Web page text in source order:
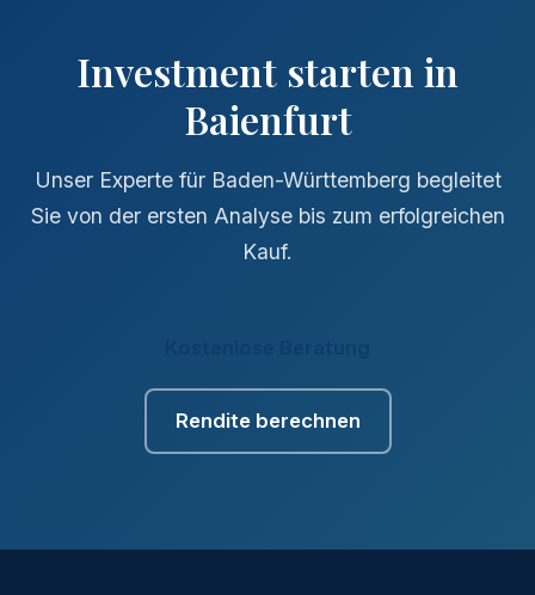
Investment starten in
Baienfurt
Unser Experte für Baden-Württemberg begleitet
Sie von der ersten Analyse bis zum erfolgreichen
Kauf.
Rendite berechnen